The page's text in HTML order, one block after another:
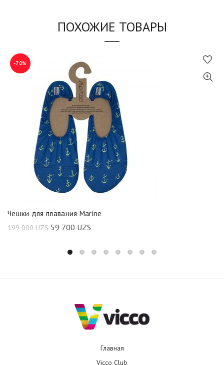
ПОХОЖИЕ ТОВАРЫ
-70%
Чешки для плавания Marine
199 000UZS 59 700 UZS
Главная
Vicco Club